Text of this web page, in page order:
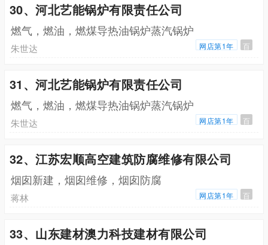
30、河北艺能锅炉有限责任公司
燃气，燃油，燃煤导热油锅炉蒸汽锅炉
朱世达 网店第1年 百
31、河北艺能锅炉有限责任公司
燃气，燃油，燃煤导热油锅炉蒸汽锅炉
朱世达 网店第1年 百
32、江苏宏顺高空建筑防腐维修有限公司
烟囱新建，烟囱维修，烟囱防腐
蒋林 网店第1年 百
33、山东建材澳力科技建材有限公司